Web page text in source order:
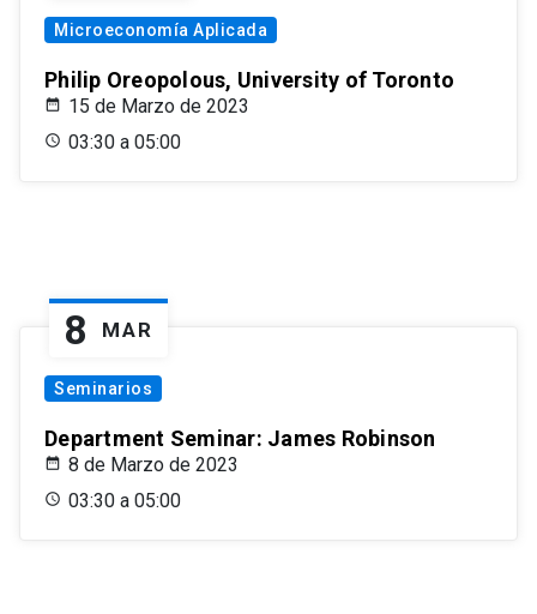
Microeconomía Aplicada
Philip Oreopolous, University of Toronto
15 de Marzo de 2023
03:30 a 05:00
8 MAR
Seminarios
Department Seminar: James Robinson
8 de Marzo de 2023
03:30 a 05:00